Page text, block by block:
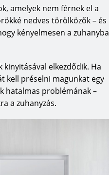
amelyek nem férnek el a
nedves törölközők – és
kényelmesen a zuhanyba
elkezdődik. Ha
kell préselni magunkat egy
hatalmas problémának –
a zuhanyzás.